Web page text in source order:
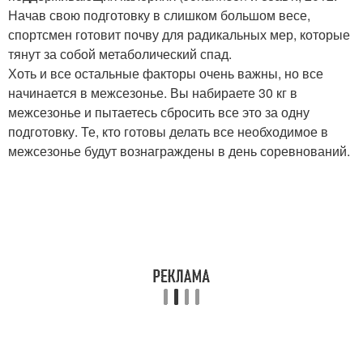
Начав свою подготовку в слишком большом весе,
спортсмен готовит почву для радикальных мер, которые
тянут за собой метаболический спад.
Хоть и все остальные факторы очень важны, но все
начинается в межсезонье. Вы набираете 30 кг в
межсезонье и пытаетесь сбросить все это за одну
подготовку. Те, кто готовы делать все необходимое в
межсезонье будут вознаграждены в день соревнований.